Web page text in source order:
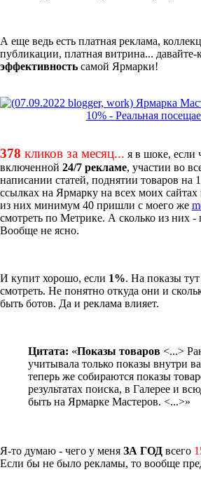
А еще ведь есть платная реклама,
публикации, платная витрина... давайте-
эффективность самой Ярмарки!
378 кликов за месяц... я в шоке, если
включенной 24/7 рекламе, участии во
написании статей, поднятии товаров на
ссылках на Ярмарку на всех моих сайтах
из них минимум 40 пришли с моего же
смотреть по Метрике. А сколько из них -
Вообще не ясно.
И купит хорошо, если 1%. На показы
смотреть. Не понятно откуда они и
быть ботов. Да и реклама влияет.
Цитата: «Показы товаров <...>
учитывала только показы внутри
теперь же собираются показы
результатах поиска, в Галерее и
быть на Ярмарке Мастеров. <...>»
Я-то думаю - чего у меня ЗА ГОД всего
Если бы не было рекламы, то вообще